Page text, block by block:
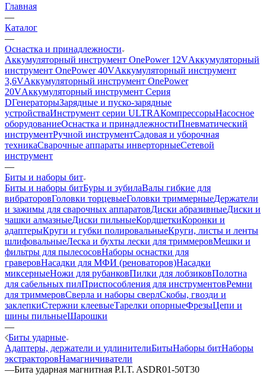
Главная
—
Каталог
—
Оснастка и принадлежности
Аккумуляторный инструмент OnePower 12VАккумуляторный
инструмент OnePower 40VАккумуляторный инструмент
3,6VАккумуляторный инструмент OnePower
20VАккумуляторный инструмент Серия
DГенераторыЗарядные и пуско-зарядные
устройстваИнструмент серии ULTRAКомпрессорыНасосное
оборудованиеОснастка и принадлежностиПневматический
инструментРучной инструментСадовая и уборочная
техникаСварочные аппараты инверторныеСетевой
инструмент
—
Биты и наборы бит
Биты и наборы битБуры и зубилаВалы гибкие для
вибраторовГоловки торцевыеГоловки триммерныеДержатели
и зажимы для сварочных аппаратовДиски абразивныеДиски и
чашки алмазныеДиски пильныеКордщеткиКоронки и
адаптерыКруги и губки полировальныеКруги, листы и ленты
шлифовальныеЛеска и бухты лески для триммеровМешки и
фильтры для пылесосовНаборы оснастки для
граверовНасадки для МФИ (реноваторов)Насадки
миксерныеНожи для рубанковПилки для лобзиковПолотна
для сабельных пилПриспособления для инструментовРемни
для триммеровСверла и наборы сверлСкобы, гвозди и
заклепкиСтержни клеевыеТарелки опорныеФрезыЦепи и
шины пильныеШарошки
—
Биты ударные
Адаптеры, держатели и удлинителиБитыНаборы битНаборы
экстракторовНамагничиватели
—Бита ударная магнитная P.I.T. ASDR01-50T30